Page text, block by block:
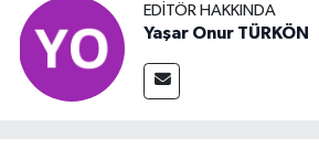
EDITÖR HAKKINDA
Yaşar Onur TÜRKÖN